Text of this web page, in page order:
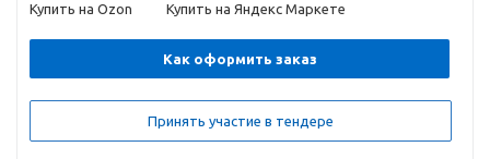
Купить на Ozon Купить на Яндекс Маркете
Как оформить заказ
Принять участие в тендере